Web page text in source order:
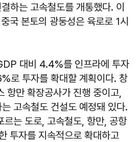
하는 고속철도를 개통했다. 이
국 본토의 광둥성은 육로로 1시
대비 4.4%를 인프라에 투자
로 투자를 확대할 계획이다. 창
항만 확장공사가 진행 중이고,
고속철도 건설도 예정돼 있다.
르는 도로, 고속철도, 항만, 공항
투자를 지속적으로 확대하고